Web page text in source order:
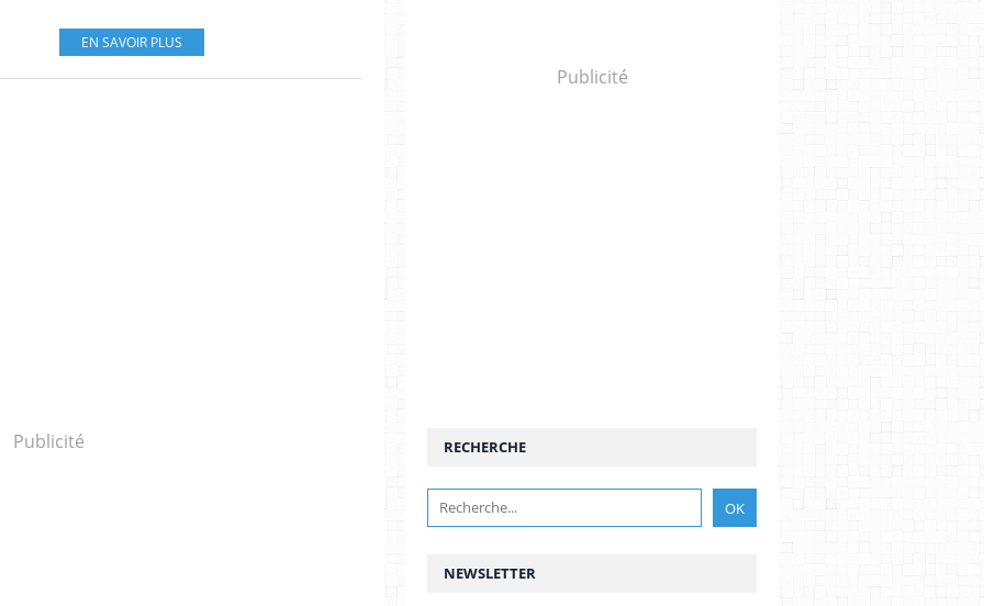
EN SAVOIR PLUS
Publicité
Publicité
NEWSLETTER
RECHERCHE